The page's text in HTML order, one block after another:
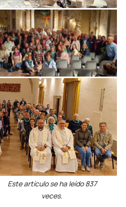
Este artículo se ha leído 837
veces.